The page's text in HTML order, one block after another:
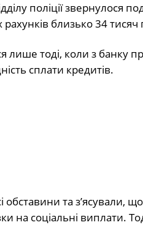
поліції звернулося
рахунків близько 34
лише тоді, коли з банку
сплати кредитів.
обставини та з’ясували,
на соціальні виплати.